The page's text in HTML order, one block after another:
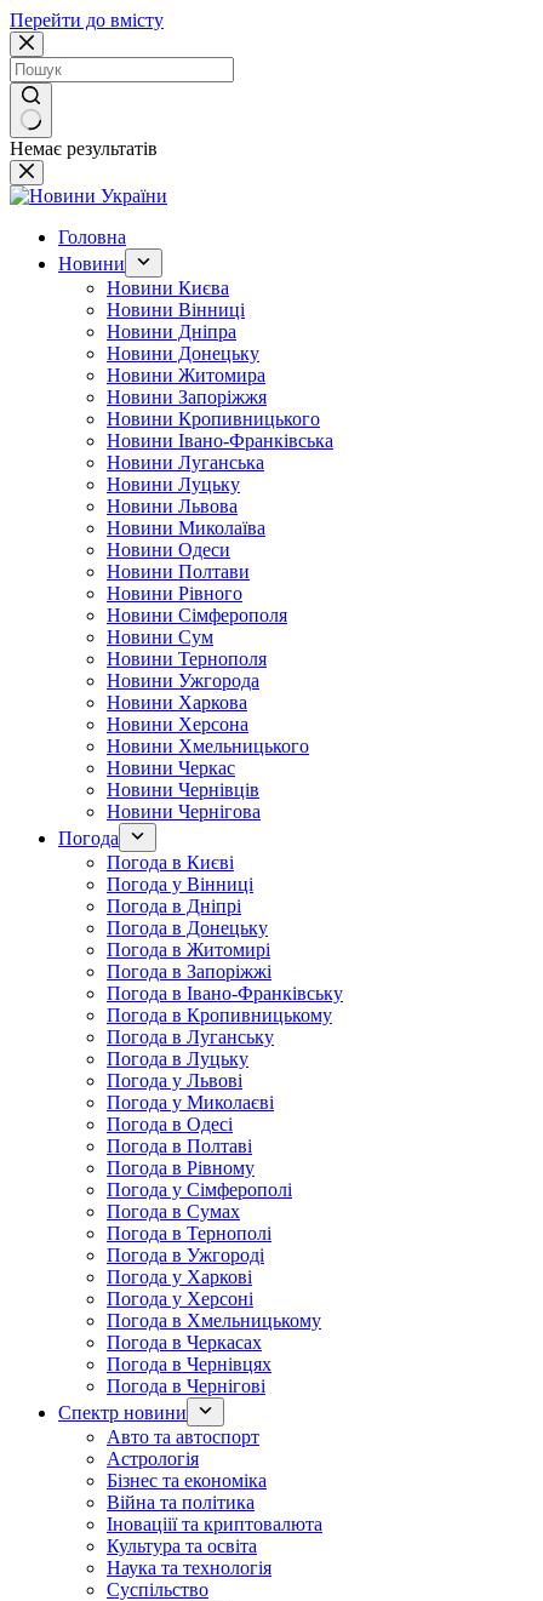
Перейти до вмісту
Немає результатів
Головна
Новини
Новини Києва
Новини Вінниці
Новини Дніпра
Новини Донецьку
Новини Житомира
Новини Запоріжжя
Новини Кропивницького
Новини Івано-Франківська
Новини Луганська
Новини Луцьку
Новини Львова
Новини Миколаїва
Новини Одеси
Новини Полтави
Новини Рівного
Новини Сімферополя
Новини Сум
Новини Тернополя
Новини Ужгорода
Новини Харкова
Новини Херсона
Новини Хмельницького
Новини Черкас
Новини Чернівців
Новини Чернігова
Погода
Погода в Києві
Погода у Вінниці
Погода в Дніпрі
Погода в Донецьку
Погода в Житомирі
Погода в Запоріжжі
Погода в Івано-Франківську
Погода в Кропивницькому
Погода в Луганську
Погода в Луцьку
Погода у Львові
Погода у Миколаєві
Погода в Одесі
Погода в Полтаві
Погода в Рівному
Погода у Сімферополі
Погода в Сумах
Погода в Тернополі
Погода в Ужгороді
Погода у Харкові
Погода у Херсоні
Погода в Хмельницькому
Погода в Черкасах
Погода в Чернівцях
Погода в Чернігові
Спектр новини
Авто та автоспорт
Астрологія
Бізнес та економіка
Війна та політика
Іноваціії та криптовалюта
Культура та освіта
Наука та технологія
Суспільство